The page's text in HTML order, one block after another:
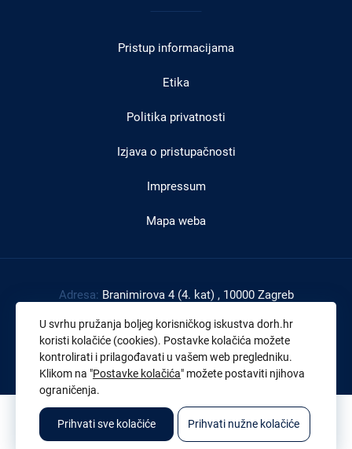
Pristup informacijama
Etika
Politika privatnosti
Izjava o pristupačnosti
Impressum
Mapa weba
Adresa: Branimirova 4 (4. kat) , 10000 Zagreb
Tel: +385 1 4591 888
Faks:+385 1 4591 816
OIB:43539267895
© 2026. Sva prava pridržana. Državno odvjetništvo Republike Hrvatske
U svrhu pružanja boljeg korisničkog iskustva dorh.hr
koristi kolačiće (cookies). Postavke kolačića možete
kontrolirati i prilagođavati u vašem web pregledniku.
Klikom na "Postavke kolačića" možete postaviti njihova
ograničenja.
Prihvati sve kolačiće Prihvati nužne kolačiće